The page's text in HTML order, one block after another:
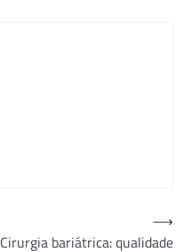
Cirurgia bariátrica: qualidade
⟶